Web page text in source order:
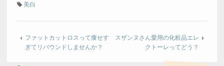
美白
ファットカットロスって痩せす
ぎてリバウンドしませんか？
スザンヌさん愛用の化粧品エレ
クトーレってどう？